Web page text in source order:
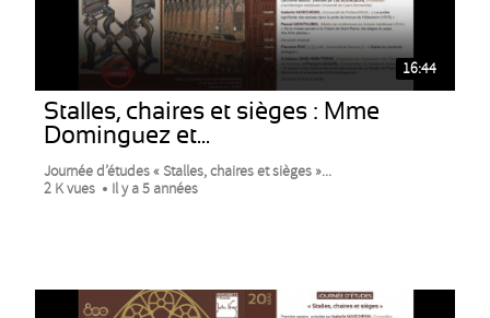
16:44
Stalles, chaires et sièges : Mme
Dominguez et...
Journée d’études « Stalles, chaires et sièges »...
2 K vues
Il y a 5 années